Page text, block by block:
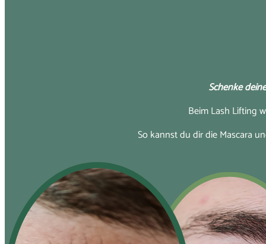
Schenke
Beim Lash Lifting
So kannst du dir die Mascara